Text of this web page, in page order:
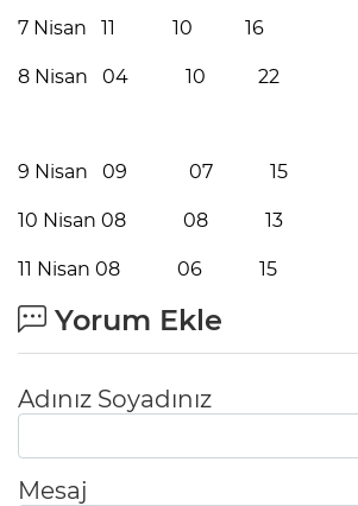
7 Nisan 11 10 16
8 Nisan 04 10 22
9 Nisan 09 07 15
10 Nisan 08 08 13
11 Nisan 08 06 15
Yorum Ekle
Adınız Soyadınız
Mesaj